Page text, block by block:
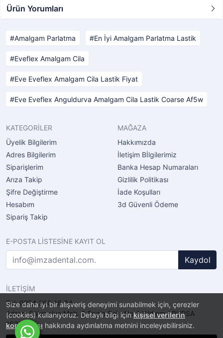
Size daha iyi bir alışveriş deneyimi sunabilmek için, çerezler
(cookies) kullanıyoruz. Detaylı bilgi içinkişisel verilerin
korunması hakkında aydınlatma metnini inceleyebilirsiniz.
Ürün Yorumları
Amalgam Parlatma En İyi Amalgam Parlatma Lastik
Eveflex Amalgam Cila
Eve Eveflex Amalgam Cila Lastik Fiyat
Eve Eveflex Anguldurva Amalgam Cila Lastik Coarse Af5w
KATEGORİLER
Üyelik Bilgilerim
Adres Bilgilerim
Siparişlerim
Arıza Takip
Şifre Değiştirme
Hesabım
Sipariş Takip
MAĞAZA
Hakkımızda
İletişim Bİlgilerimiz
Banka Hesap Numaraları
Gizlilik Politikası
İade Koşulları
3d Güvenli Ödeme
E-POSTA LİSTESİNE KAYIT OL
Kaydol
İLETİŞİM
Tel: 0224 360 16 34
Adres: Şükraniye Mah. 6.Engin Sok. No.4 Yıldırım / BURSA
16320